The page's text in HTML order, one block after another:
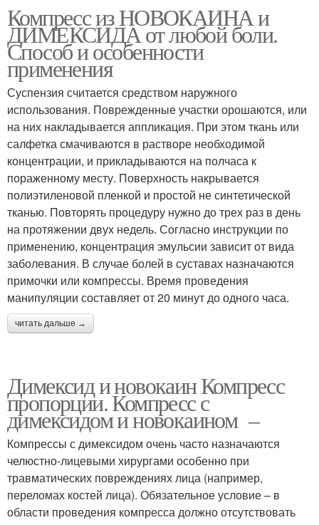
Компресс из НОВОКАИНА и
ДИМЕКСИДА от любой боли.
Способ и особенности
применения
Суспензия считается средством наружного
использования. Поврежденные участки орошаются, или
на них накладывается аппликация. При этом ткань или
салфетка смачиваются в растворе необходимой
концентрации, и прикладываются на полчаса к
пораженному месту. Поверхность накрывается
полиэтиленовой пленкой и простой не синтетической
тканью. Повторять процедуру нужно до трех раз в день
на протяжении двух недель. Согласно инструкции по
применению, концентрация эмульсии зависит от вида
заболевания. В случае болей в суставах назначаются
примочки или компрессы. Время проведения
манипуляции составляет от 20 минут до одного часа.
читать дальше →
Димексид и новокаин Компресс
пропорции. Компресс с
димексидом и новокаином –
Компрессы с димексидом очень часто назначаются
челюстно-лицевыми хирургами особенно при
травматических повреждениях лица (например,
переломах костей лица). Обязательное условие – в
области проведения компресса должно отсутствовать